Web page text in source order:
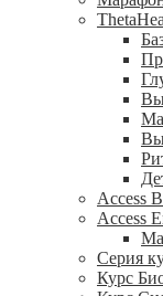
Вы
Вы
Access
Access
Серия
Курс